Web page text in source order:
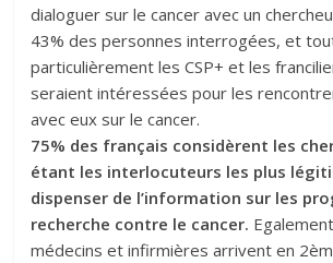
dialoguer sur le cancer avec un
43% des personnes interrogées, et
particulièrement les CSP+ et les
seraient intéressées pour les
avec eux sur le cancer.
75% des français considèrent les
étant les interlocuteurs les plus
dispenser de l’information sur les
recherche contre le cancer.
médecins et infirmières arrivent en